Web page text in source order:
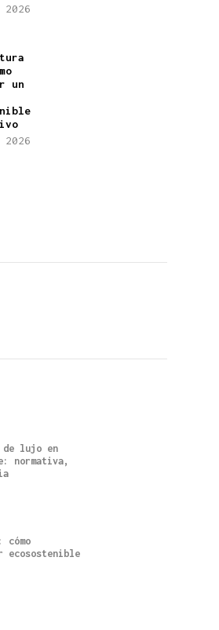
un
de lujo en
normativa,
ecosostenible